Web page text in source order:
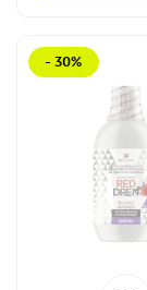
- 30%